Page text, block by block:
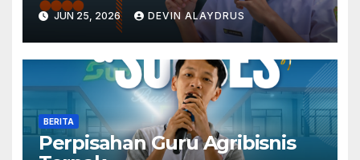
JUN 25, 2026 DEVIN ALAYDRUS
BERITA
Perpisahan Guru Agribisnis